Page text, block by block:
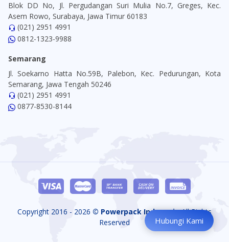
Blok DD No, Jl. Pergudangan Suri Mulia No.7, Greges, Kec.
Asem Rowo, Surabaya, Jawa Timur 60183
(021) 2951 4991
0812-1323-9988
Semarang
Jl. Soekarno Hatta No.59B, Palebon, Kec. Pedurungan, Kota
Semarang, Jawa Tengah 50246
(021) 2951 4991
0877-8530-8144
Copyright 2016 - 2026 © Powerpack IndonesiaAll Rights
Reserved
Hubungi Kami